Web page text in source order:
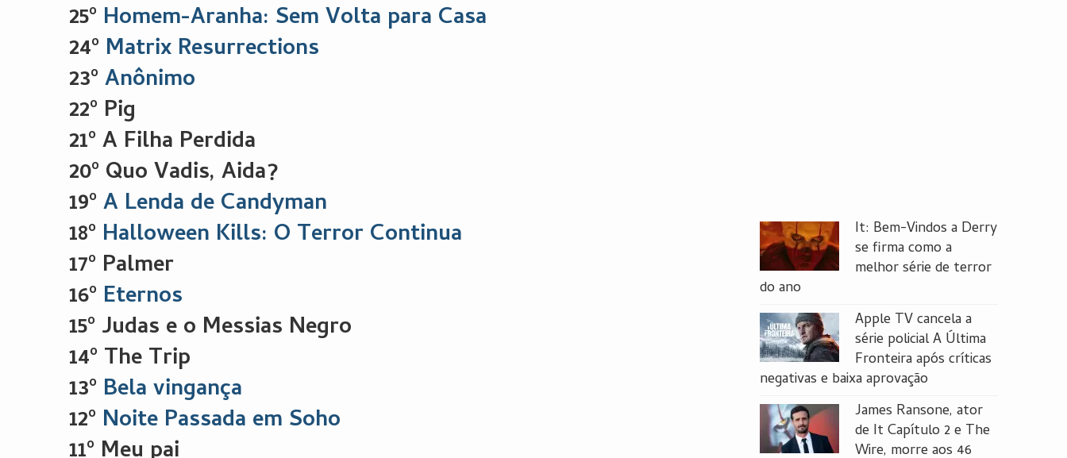
25º Homem-Aranha: Sem Volta para Casa
24º Matrix Resurrections
23ºAnônimo
22º Pig
21º A Filha Perdida
20º Quo Vadis, Aida?
19ºA Lenda de Candyman
18º Halloween Kills: O Terror Continua
17º Palmer
16º Eternos
15º Judas e o Messias Negro
14º The Trip
13º Bela vingança
12º Noite Passada em Soho
It: Bem-Vindos a Derry
se firma como a
melhor série de terror
do ano
Apple TV cancela a
série policial A Última
Fronteira após críticas
negativas e baixa aprovação
James Ransone, ator
de It Capítulo 2 e The
Wire, morre aos 46